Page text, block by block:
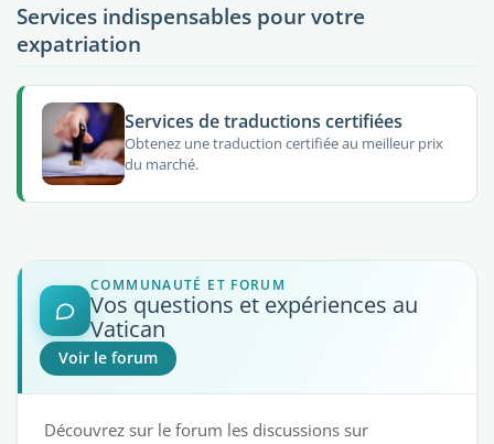
Services indispensables pour votre
expatriation
Services de traductions certifiées
Obtenez une traduction certifiée au meilleur prix
du marché.
COMMUNAUTÉ ET FORUM
Vos questions et expériences au
Vatican
Voir le forum
Découvrez sur le forum les discussions sur